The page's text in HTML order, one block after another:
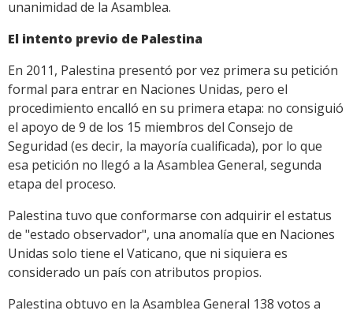
unanimidad de la Asamblea.
El intento previo de Palestina
En 2011, Palestina presentó por vez primera su petición
formal para entrar en Naciones Unidas, pero el
procedimiento encalló en su primera etapa: no consiguió
el apoyo de 9 de los 15 miembros del Consejo de
Seguridad (es decir, la mayoría cualificada), por lo que
esa petición no llegó a la Asamblea General, segunda
etapa del proceso.
Palestina tuvo que conformarse con adquirir el estatus
de "estado observador", una anomalía que en Naciones
Unidas solo tiene el Vaticano, que ni siquiera es
considerado un país con atributos propios.
Palestina obtuvo en la Asamblea General 138 votos a